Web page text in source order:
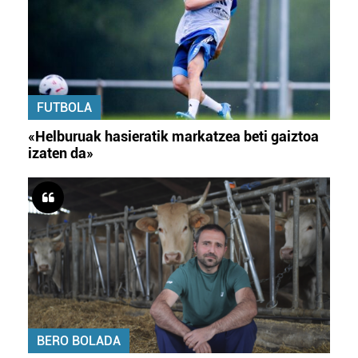
FUTBOLA
«Helburuak hasieratik markatzea beti gaiztoa
izaten da»
BERO BOLADA